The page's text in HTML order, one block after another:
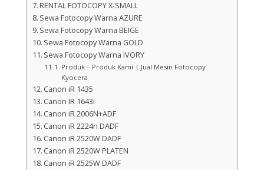
RENTAL FOTOCOPY X-SMALL
Sewa Fotocopy Warna AZURE
Sewa Fotocopy Warna BEIGE
Sewa Fotocopy Warna GOLD
Sewa Fotocopy Warna IVORY
Produk – Produk Kami | Jual Mesin Fotocopy
Kyocera
Canon iR 1435
Canon IR 1643i
Canon iR 2006N+ADF
Canon iR 2224n DADF
Canon iR 2520W DADF
Canon iR 2520W PLATEN
Canon iR 2525W DADF